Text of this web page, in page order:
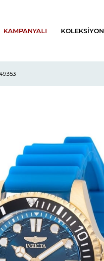
KAMPANYALI KOLEKSIYON